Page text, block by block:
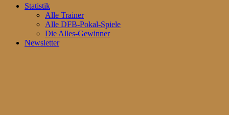
Statistik
Alle Trainer
Alle DFB-Pokal-Spiele
Die Alles-Gewinner
Newsletter